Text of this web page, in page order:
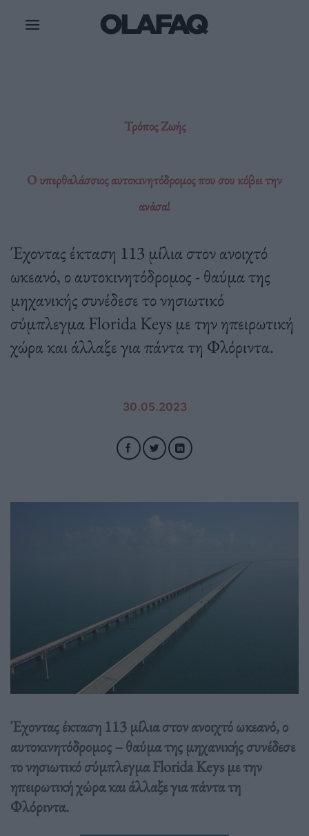
Τρόπος Ζωής
Ο υπερθαλάσσιος αυτοκινητόδρομος που σου κόβει την
ανάσα!
Έχοντας έκταση 113 μίλια στον ανοιχτό
ωκεανό, ο αυτοκινητόδρομος - θαύμα της
μηχανικής συνέδεσε το νησιωτικό
σύμπλεγμα Florida Keys με την ηπειρωτική
χώρα και άλλαξε για πάντα τη Φλόριντα.
30.05.2023
Έχοντας έκταση 113 μίλια στον ανοιχτό ωκεανό, ο
αυτοκινητόδρομος – θαύμα της μηχανικής συνέδεσε
το νησιωτικό σύμπλεγμα Florida Keys με την
ηπειρωτική χώρα και άλλαξε για πάντα τη
Φλόριντα.